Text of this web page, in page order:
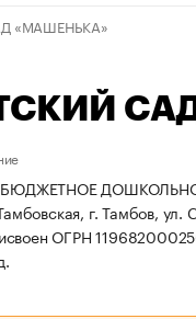
«МАШЕНЬКА»
г. Тамбов, ул.
ОГРН